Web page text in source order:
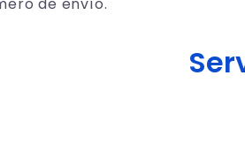
de envío.